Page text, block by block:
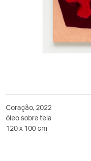
Coração, 2022
óleo sobre tela
120 x 100 cm